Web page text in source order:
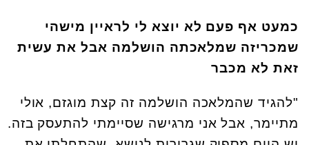
כמעט אף פעם לא יוצא לי לראיין מישהי
שמכריזה שמלאכתה הושלמה אבל את עשית
זאת לא מכבר
"להגיד שהמלאכה הושלמה זה קצת מוגזם, אולי
מתיימר, אבל אני מרגישה שסיימתי להתעסק בזה.